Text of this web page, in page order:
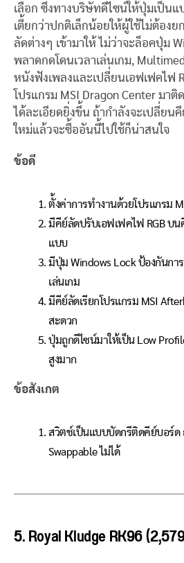
เลือก ซึ่งทางบริษัทดีไซน์ให้ปุ่มเป็น
เตี้ยกว่าปกติเล็กน้อยให้ผู้ใช้ไม่ต้องย
ลัดต่างๆ เข้ามาให้ ไม่ว่าจะล็อคปุ่ม
พลาดกดโดนเวลาเล่นเกม,
หนังฟังเพลงและเปลี่ยนเอฟเฟคไฟ
โปรแกรม MSI Dragon Center มาติ
ได้ละเอียดยิ่งขึ้น ถ้ากำลังจะเปลี่ย
ใหม่แล้วจะซื้ออันนี้ไปใช้ก็น่าสนใจ
ข้อดี
ตั้งค่าการทำงานด้วยโปรแกรม
มีคีย์ลัดปรับเอฟเฟคไฟ RGB บ
แบบ
มีปุ่ม Windows Lock ป้องกันกา
เล่นเกม
มีคีย์ลัดเรียกโปรแกรม MSI
สะดวก
ปุ่มถูกดีไซน์มาให้เป็น Low
สูงมาก
ข้อสังเกต
สวิตช์เป็นแบบบัดกรีติดคีย์บอร์ด
Swappable ไม่ได้
5. Royal Kludge RK96